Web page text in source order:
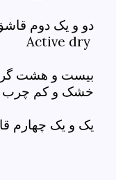
دو و یک دوم
Active dry
بیست و هشت
خشک و کم چرب
یک و یک چهارم